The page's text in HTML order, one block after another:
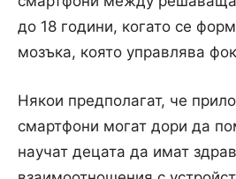
до 18 години, когато се
мозъка, която управлява
Някои предполагат, че
смартфони могат дори да
научат децата да имат